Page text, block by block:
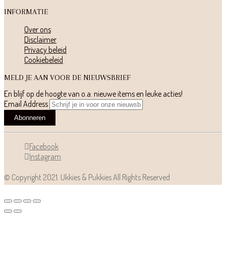
INFORMATIE
Over ons
Disclaimer
Privacy beleid
Cookiebeleid
MELD JE AAN VOOR DE NIEUWSBRIEF
En blijf op de hoogte van o.a. nieuwe items en leuke acties!
Email Address
Abonneren
Facebook
Instagram
© Copyright 2021. Ukkies & PukkiesAll Rights Reserved